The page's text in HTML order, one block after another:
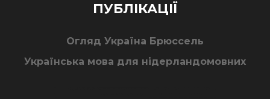
ПУБЛІКАЦІЇ
Огляд Україна Брюссель
Українська мова для нідерландомовних